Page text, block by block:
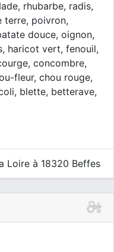
rhubarbe, radis,
terre, poivron,
douce, oignon,
haricot vert, fenouil,
concombre,
fleur, chou rouge,
blette, betterave,
Loire à 18320 Beffes